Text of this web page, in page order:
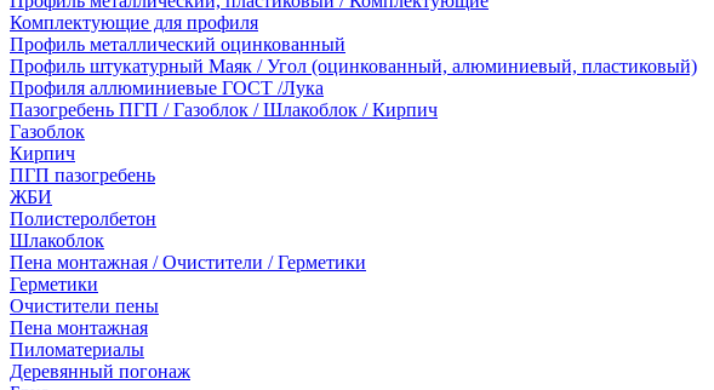
Комплектующие для профиля
Профиль металлический оцинкованный
Профиль штукатурный Маяк / Угол (оцинкованный, алюминиевый, пластиковый)
Профиля аллюминиевые ГОСТ /Лука
Пазогребень ПГП / Газоблок / Шлакоблок / Кирпич
Газоблок
Кирпич
ПГП пазогребень
ЖБИ
Полистеролбетон
Шлакоблок
Пена монтажная / Очистители / Герметики
Герметики
Очистители пены
Пена монтажная
Пиломатериалы
Деревянный погонаж